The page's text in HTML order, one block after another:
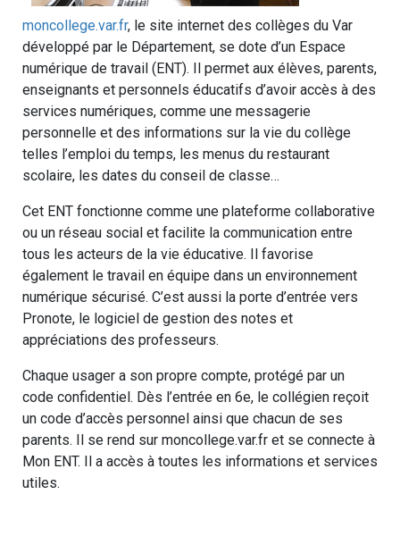
moncollege.var.fr, le site internet des collèges du Var
développé par le Département, se dote d’un Espace
numérique de travail (ENT). Il permet aux élèves, parents,
enseignants et personnels éducatifs d’avoir accès à des
services numériques, comme une messagerie
personnelle et des informations sur la vie du collège
telles l’emploi du temps, les menus du restaurant
scolaire, les dates du conseil de classe…
Cet ENT fonctionne comme une plateforme collaborative
ou un réseau social et facilite la communication entre
tous les acteurs de la vie éducative. Il favorise
également le travail en équipe dans un environnement
numérique sécurisé. C’est aussi la porte d’entrée vers
Pronote, le logiciel de gestion des notes et
appréciations des professeurs.
Chaque usager a son propre compte, protégé par un
code confidentiel. Dès l’entrée en 6e, le collégien reçoit
un code d’accès personnel ainsi que chacun de ses
parents. Il se rend sur moncollege.var.fr et se connecte à
Mon ENT. Il a accès à toutes les informations et services
utiles.